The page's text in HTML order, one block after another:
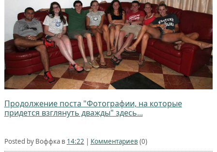
Продолжение поста "Фотографии, на которые
придется взглянуть дважды" здесь...
Posted by Воффка в 14:22 | Комментариев (0)